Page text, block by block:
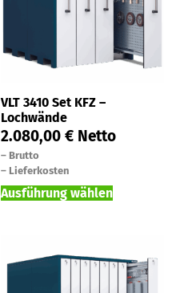
VLT 3410 Set KFZ –
Lochwände
2.080,00 € Netto
– Brutto
– Lieferkosten
Ausführung wählen